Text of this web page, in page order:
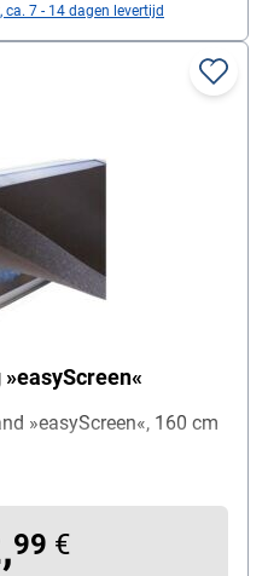
ca. 7 - 14 dagen levertijd
»easyScreen«, 160 cm
99 €